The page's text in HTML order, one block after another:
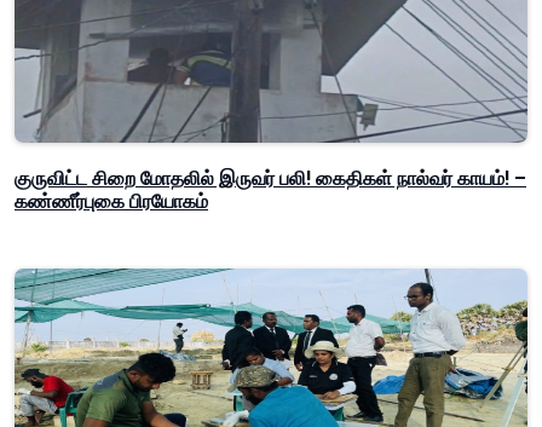
குருவிட்ட சிறை மோதலில் இருவர் பலி! கைதிகள் நால்வர் காயம்! –
கண்ணீர்புகை பிரயோகம்